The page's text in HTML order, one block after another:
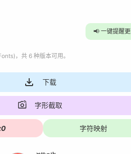
📢 一键提醒
，共 6 种版本可用。
下载
字形截取
0 字符映射